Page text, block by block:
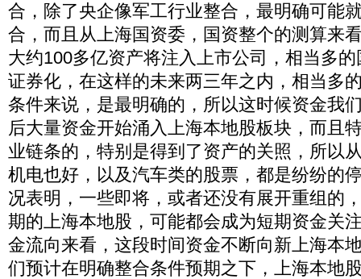
合，除了央企像军工行业整合，最明确可能
合，而且从上海国资委，国资整个的测算来
大约100多亿资产将注入上市公司，相当多
证券化，在这样的未来两三年之内，相当多
条件来说，是最明确的，所以这时候资金我
后大量资金开始涌入上海本地股板块，而且
业链条的，特别是得到了资产的关照，所以
机电也好，以及汽车类的股票，都是纷纷的
况表明，一些即将，或者还没有展开重组的
期的上海本地股，可能都会成为短期资金关
金流向来看，这段时间资金不断向新上海本
们预计在明确整合条件预期之下，上海本地